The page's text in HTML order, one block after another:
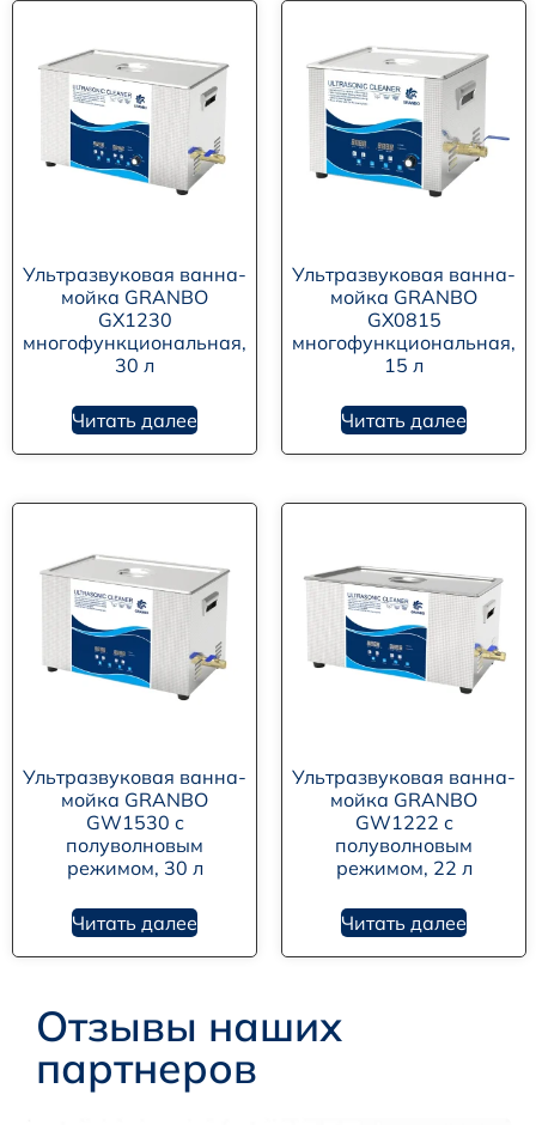
Ультразвуковая ванна-
мойка GRANBO
GX1230
многофункциональная,
30 л
Читать далее
Ультразвуковая ванна-
мойка GRANBO
GX0815
многофункциональная,
15 л
Читать далее
Ультразвуковая ванна-
мойка GRANBO
GW1530 с
полуволновым
режимом, 30 л
Читать далее
Ультразвуковая ванна-
мойка GRANBO
GW1222 с
полуволновым
режимом, 22 л
Читать далее
Отзывы наших
партнеров